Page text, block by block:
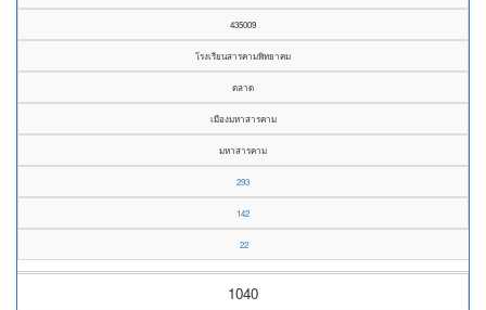
435009
โรงเรียนสารคามพิทยาคม
ตลาด
เมืองมหาสารคาม
มหาสารคาม
293
142
22
1040